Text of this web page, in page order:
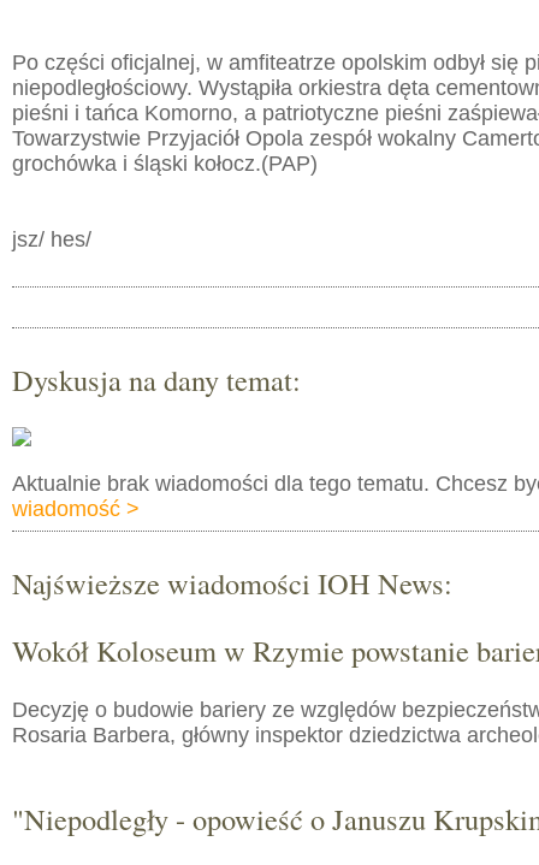
Po części oficjalnej, w amfiteatrze opolskim odbył się
niepodległościowy. Wystąpiła orkiestra dęta
pieśni i tańca Komorno, a patriotyczne pieśni
Towarzystwie Przyjaciół Opola zespół wokalny
grochówka i śląski kołocz.(PAP)
jsz/ hes/
Dyskusja na dany temat:
Aktualnie brak wiadomości dla tego tematu. Chcesz
wiadomość >
Najświeższe wiadomości IOH News:
Wokół Koloseum w Rzymie powstanie
Decyzję o budowie bariery ze względów
Rosaria Barbera, główny inspektor dziedzictwa
"Niepodległy - opowieść o Januszu